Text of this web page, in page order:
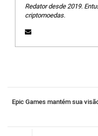
Redator desde 2019.
criptomoedas.
Epic Games mantém sua